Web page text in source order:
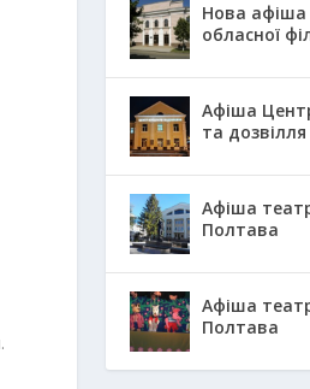
Нова афіша
обласної
Афіша
та
Афіша
Полтава
Афіша
Полтава